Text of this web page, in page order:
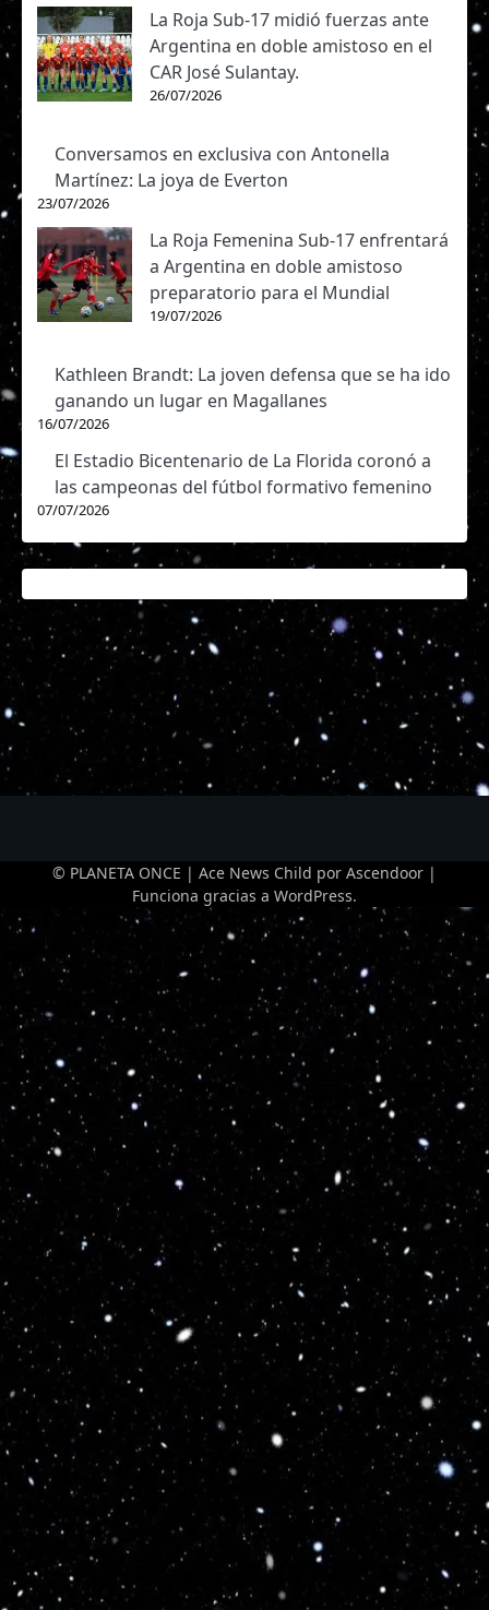
La Roja Sub-17 midió fuerzas ante
Argentina en doble amistoso en el
CAR José Sulantay.
26/07/2026
Conversamos en exclusiva con Antonella
Martínez: La joya de Everton
23/07/2026
La Roja Femenina Sub-17 enfrentará
a Argentina en doble amistoso
preparatorio para el Mundial
19/07/2026
Kathleen Brandt: La joven defensa que se ha ido
ganando un lugar en Magallanes
16/07/2026
El Estadio Bicentenario de La Florida coronó a
las campeonas del fútbol formativo femenino
07/07/2026
© PLANETA ONCE | Ace News Child por Ascendoor |
Funciona gracias a WordPress.